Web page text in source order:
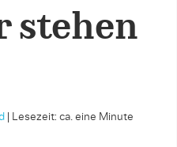
stehen
Lesezeit: ca. eine Minute